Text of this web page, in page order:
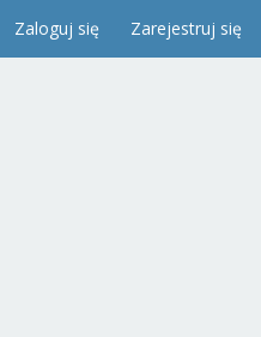
Zaloguj się Zarejestruj się